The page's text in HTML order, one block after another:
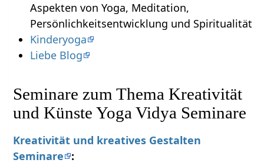
Aspekten von Yoga, Meditation,
Persönlichkeitsentwicklung und Spiritualität
Kinderyoga
Liebe Blog
Seminare zum Thema Kreativität
und Künste Yoga Vidya Seminare
Kreativität und kreatives Gestalten
Seminare
: